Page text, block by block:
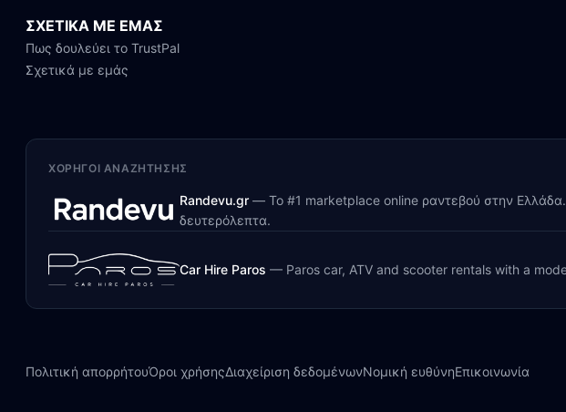
ΣΧΕΤΙΚΑ ΜΕ ΕΜΑΣ
Πως δουλεύει το TrustPal
Σχετικά με εμάς
ΧΟΡΗΓΟΊ ΑΝΑΖΉΤΗΣΗΣ
Randevu.gr — Το #1 marketplace online ραντεβού στην
δευτερόλεπτα.
Car Hire Paros — Paros car, ATV and scooter rentals with a
Πολιτική απορρήτουΌροι χρήσηςΔιαχείριση δεδομένωνΝομική ευθύνηΕπικοινωνία